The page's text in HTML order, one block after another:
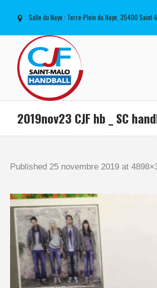
Salle du Naye : Terre-Plein du Naye, 35400 Saint-
2019nov23 CJF hb _ SC
Published 25 novembre 2019 at